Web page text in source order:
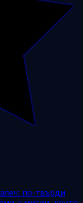
по-твърди